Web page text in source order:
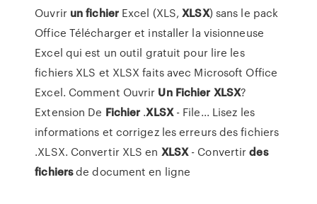
Ouvrir un fichierExcel (XLS,XLSX) sans le pack
Office Télécharger et installer la visionneuse
Excel qui est un outil gratuit pour lire les
fichiers XLS et XLSX faits avec Microsoft Office
Excel. Comment Ouvrir Un Fichier XLSX?
Extension De Fichier .XLSX- File... Lisez les
informations et corrigez les erreurs des fichiers
.XLSX. Convertir XLS en XLSX- Convertirdes
fichiersde document en ligne